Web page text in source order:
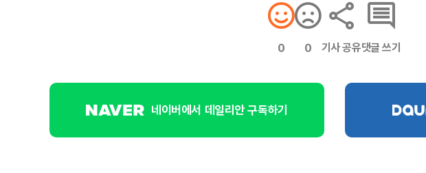
0 0 기사 공유댓글 쓰기
네이버에서 데일리안 구독하기